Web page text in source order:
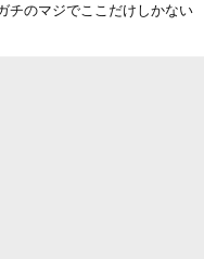
チのマジでここだけしかない